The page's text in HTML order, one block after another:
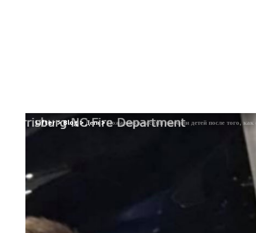
Lifter>Blog> Дети>Пожарники часами нянчили детей после того, как